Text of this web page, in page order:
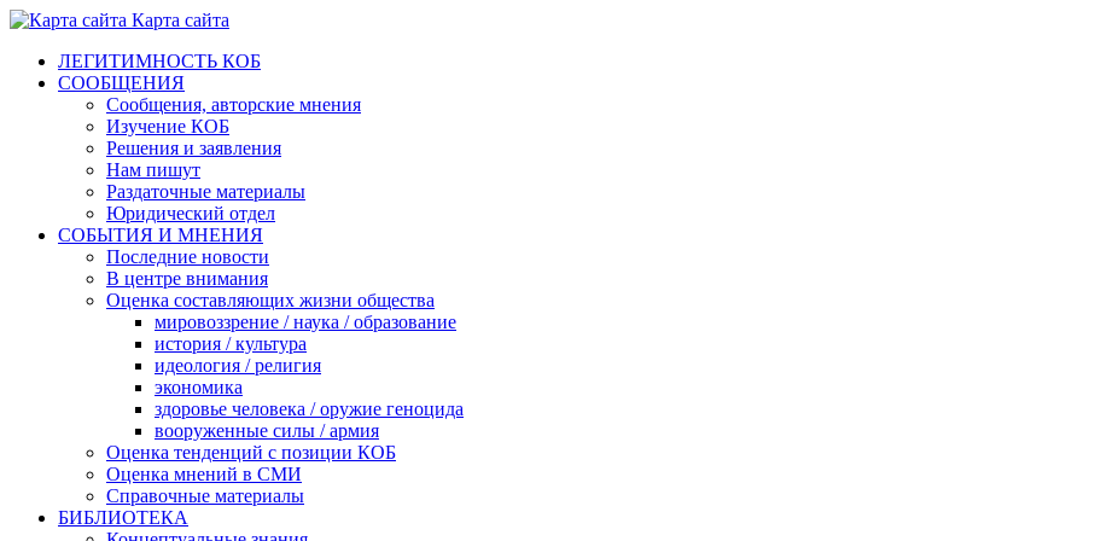
Карта сайта
ЛЕГИТИМНОСТЬ КОБ
СООБЩЕНИЯ
Сообщения, авторские мнения
Изучение КОБ
Решения и заявления
Нам пишут
Раздаточные материалы
Юридический отдел
СОБЫТИЯ И МНЕНИЯ
Последние новости
В центре внимания
Оценка составляющих жизни общества
мировоззрение / наука / образование
история / культура
идеология / религия
экономика
здоровье человека / оружие геноцида
вооруженные силы / армия
Оценка тенденций с позиции КОБ
Оценка мнений в СМИ
Справочные материалы
БИБЛИОТЕКА